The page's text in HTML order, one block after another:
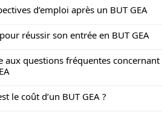
d’emploi après un BUT GEA
réussir son entrée en BUT GEA
aux questions fréquentes concernant
le coût d’un BUT GEA ?